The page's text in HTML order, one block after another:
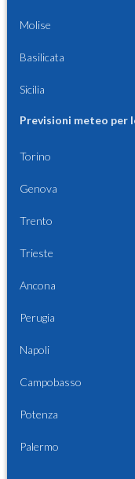
Molise
Basilicata
Sicilia
Previsioni meteo per
Torino
Genova
Trento
Trieste
Ancona
Perugia
Napoli
Campobasso
Potenza
Palermo